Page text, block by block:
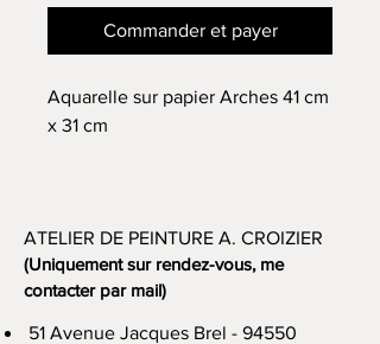
Commander et payer
Aquarelle sur papier Arches 41 cm
x 31 cm
ATELIER DE PEINTURE A. CROIZIER
(Uniquement sur rendez-vous, me
contacter par mail)
51 Avenue Jacques Brel - 94550